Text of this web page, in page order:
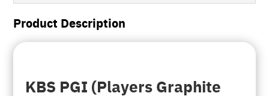
Product Description
KBS PGI (Players Graphite